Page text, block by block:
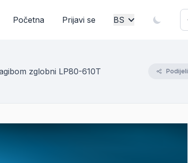
Početna Prijavi se BS
zglobni LP80-610T Podijeli